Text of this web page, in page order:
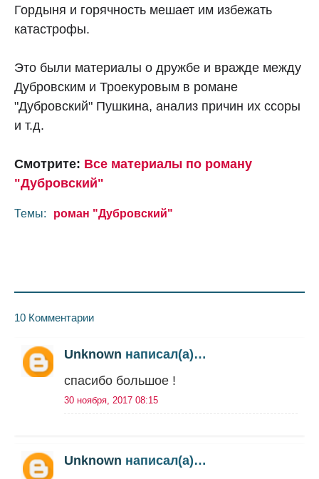
Гордыня и горячность мешает им избежать
катастрофы.
Это были материалы о дружбе и вражде между
Дубровским и Троекуровым в романе
"Дубровский" Пушкина, анализ причин их ссоры
и т.д.
Смотрите: Все материалы по роману
"Дубровский"
Темы: роман "Дубровский"
10 Комментарии
Unknown написал(а)…
спасибо большое !
30 ноября, 2017 08:15
Unknown написал(а)…